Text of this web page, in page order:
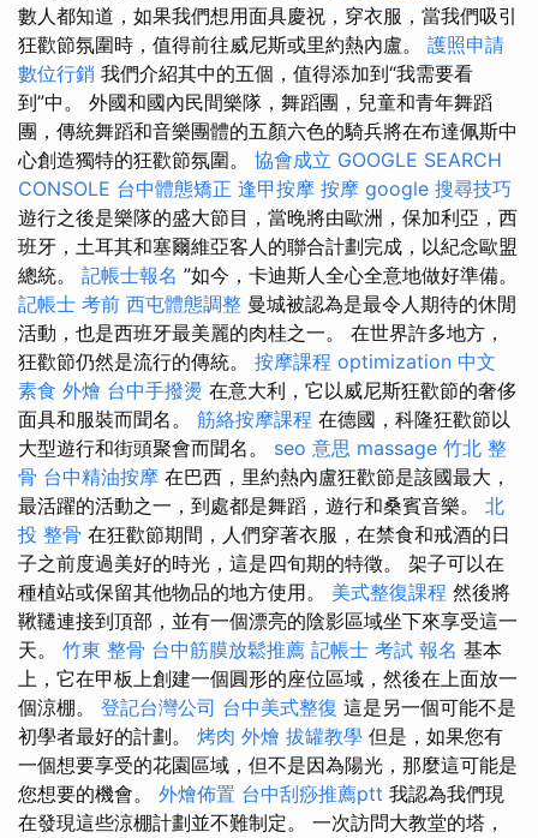
數人都知道，如果我們想用面具慶祝，穿衣服，當我們吸引
狂歡節氛圍時，值得前往威尼斯或里約熱內盧。 護照申請
數位行銷 我們介紹其中的五個，值得添加到“我需要看
到”中。 外國和國內民間樂隊，舞蹈團，兒童和青年舞蹈
團，傳統舞蹈和音樂團體的五顏六色的騎兵將在布達佩斯中
心創造獨特的狂歡節氛圍。 協會成立 GOOGLE SEARCH
CONSOLE 台中體態矯正 逢甲按摩 按摩 google 搜尋技巧
遊行之後是樂隊的盛大節目，當晚將由歐洲，保加利亞，西
班牙，土耳其和塞爾維亞客人的聯合計劃完成，以紀念歐盟
總統。 記帳士報名 ”如今，卡迪斯人全心全意地做好準備。
記帳士 考前 西屯體態調整 曼城被認為是最令人期待的休閒
活動，也是西班牙最美麗的肉桂之一。 在世界許多地方，
狂歡節仍然是流行的傳統。 按摩課程 optimization 中文
素食 外燴 台中手撥燙 在意大利，它以威尼斯狂歡節的奢侈
面具和服裝而聞名。 筋絡按摩課程 在德國，科隆狂歡節以
大型遊行和街頭聚會而聞名。 seo 意思 massage 竹北 整
骨 台中精油按摩 在巴西，里約熱內盧狂歡節是該國最大，
最活躍的活動之一，到處都是舞蹈，遊行和桑賓音樂。 北
投 整骨 在狂歡節期間，人們穿著衣服，在禁食和戒酒的日
子之前度過美好的時光，這是四旬期的特徵。 架子可以在
種植站或保留其他物品的地方使用。 美式整復課程 然後將
鞦韆連接到頂部，並有一個漂亮的陰影區域坐下來享受這一
天。 竹東 整骨 台中筋膜放鬆推薦 記帳士 考試 報名 基本
上，它在甲板上創建一個圓形的座位區域，然後在上面放一
個涼棚。 登記台灣公司 台中美式整復 這是另一個可能不是
初學者最好的計劃。 烤肉 外燴 拔罐教學 但是，如果您有
一個想要享受的花園區域，但不是因為陽光，那麼這可能是
您想要的機會。 外燴佈置 台中刮痧推薦ptt 我認為我們現
在發現這些涼棚計劃並不難制定。 一次訪問大教堂的塔，